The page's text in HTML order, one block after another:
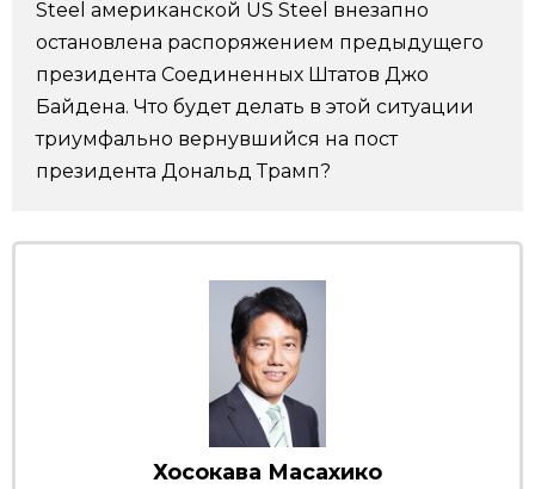
Люди
Блог
Политика
Популярные статьи
Японский язык
Японский калейдоскоп
official SNS
Steel американской US Steel внезапно
остановлена распоряжением предыдущего
президента Соединенных Штатов Джо
Байдена. Что будет делать в этой ситуации
триумфально вернувшийся на пост
президента Дональд Трамп?
Хосокава Масахико